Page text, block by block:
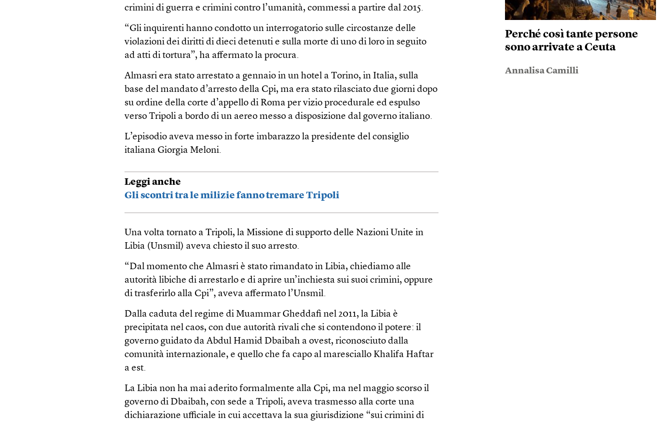
crimini di guerra e crimini contro l’umanità, commessi a partire dal 2015.
“Gli inquirenti hanno condotto un interrogatorio sulle circostanze delle
violazioni dei diritti di dieci detenuti e sulla morte di uno di loro in seguito
ad atti di tortura”, ha affermato la procura.
Almasri era stato arrestato a gennaio in un hotel a Torino, in Italia, sulla
base del mandato d’arresto della Cpi, ma era stato rilasciato due giorni dopo
su ordine della corte d’appello di Roma per vizio procedurale ed espulso
verso Tripoli a bordo di un aereo messo a disposizione dal governo italiano.
L’episodio aveva messo in forte imbarazzo la presidente del consiglio
italiana Giorgia Meloni.
Leggi anche
Gli scontri tra le milizie fanno tremare Tripoli
Una volta tornato a Tripoli, la Missione di supporto delle Nazioni Unite in
Libia (Unsmil) aveva chiesto il suo arresto.
“Dal momento che Almasri è stato rimandato in Libia, chiediamo alle
autorità libiche di arrestarlo e di aprire un’inchiesta sui suoi crimini, oppure
di trasferirlo alla Cpi”, aveva affermato l’Unsmil.
Dalla caduta del regime di Muammar Gheddafi nel 2011, la Libia è
precipitata nel caos, con due autorità rivali che si contendono il potere: il
governo guidato da Abdul Hamid Dbaibah a ovest, riconosciuto dalla
comunità internazionale, e quello che fa capo al maresciallo Khalifa Haftar
a est.
La Libia non ha mai aderito formalmente alla Cpi, ma nel maggio scorso il
governo di Dbaibah, con sede a Tripoli, aveva trasmesso alla corte una
dichiarazione ufficiale in cui accettava la sua giurisdizione “sui crimini di
Perché così tante persone
sono arrivate a Ceuta
Annalisa Camilli